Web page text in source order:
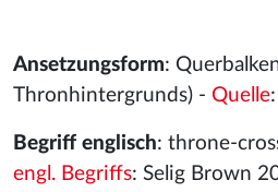
Ansetzungsform:
Thronhintergrunds) - Quelle
Begriff englisch: throne-
engl. Begriffs: Selig Brown